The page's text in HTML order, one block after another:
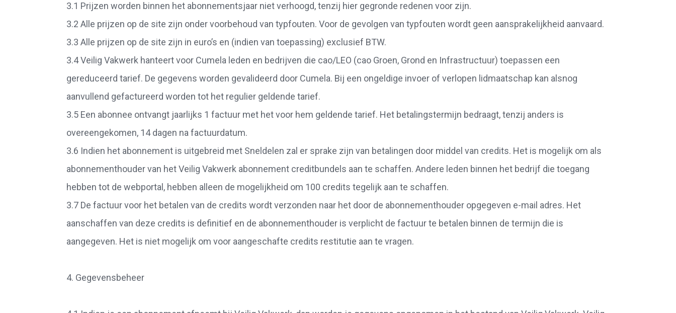
3.1 Prijzen worden binnen het abonnementsjaar niet verhoogd, tenzij hier gegronde redenen voor zijn.
3.2 Alle prijzen op de site zijn onder voorbehoud van typfouten. Voor de gevolgen van typfouten wordt geen aansprakelijkheid aanvaard.
3.3 Alle prijzen op de site zijn in euro’s en (indien van toepassing) exclusief BTW.
3.4 Veilig Vakwerk hanteert voor Cumela leden en bedrijven die cao/LEO (cao Groen, Grond en Infrastructuur) toepassen een
gereduceerd tarief. De gegevens worden gevalideerd door Cumela. Bij een ongeldige invoer of verlopen lidmaatschap kan alsnog
aanvullend gefactureerd worden tot het regulier geldende tarief.
3.5 Een abonnee ontvangt jaarlijks 1 factuur met het voor hem geldende tarief. Het betalingstermijn bedraagt, tenzij anders is
overeengekomen, 14 dagen na factuurdatum.
3.6 Indien het abonnement is uitgebreid met Sneldelen zal er sprake zijn van betalingen door middel van credits. Het is mogelijk om als
abonnementhouder van het Veilig Vakwerk abonnement creditbundels aan te schaffen. Andere leden binnen het bedrijf die toegang
hebben tot de webportal, hebben alleen de mogelijkheid om 100 credits tegelijk aan te schaffen.
3.7 De factuur voor het betalen van de credits wordt verzonden naar het door de abonnementhouder opgegeven e-mail adres. Het
aanschaffen van deze credits is definitief en de abonnementhouder is verplicht de factuur te betalen binnen de termijn die is
aangegeven. Het is niet mogelijk om voor aangeschafte credits restitutie aan te vragen.
4. Gegevensbeheer